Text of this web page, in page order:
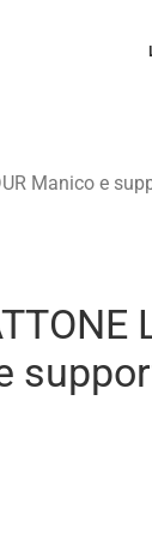
Manico e